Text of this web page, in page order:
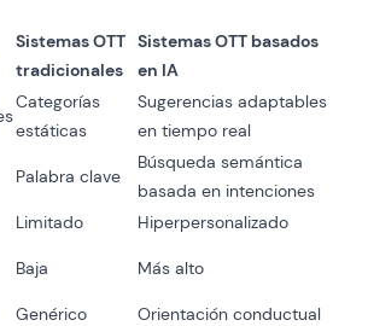
Sistemas OTT
tradicionales
Sistemas OTT basados
en IA
Categorías
estáticas
Sugerencias adaptables
en tiempo real
Palabra clave
Búsqueda semántica
basada en intenciones
Limitado
Hiperpersonalizado
Baja Más alto
Genérico Orientación conductual